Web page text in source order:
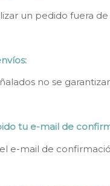
un pedido fuera
no se
tu e-mail de
e-mail de